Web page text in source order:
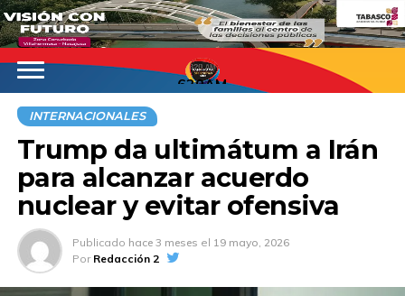
620AM
INTERNACIONALES
Trump da ultimátum a Irán
para alcanzar acuerdo
nuclear y evitar ofensiva
Publicado hace 3 meses el 19 mayo, 2026
Por Redacción 2